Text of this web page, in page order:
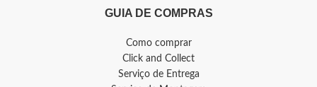
GUIA DE COMPRAS
Como comprar
Click and Collect
Serviço de Entrega